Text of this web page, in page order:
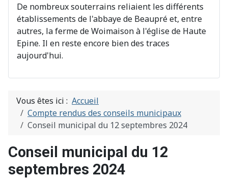
De nombreux souterrains reliaient les différents
établissements de l'abbaye de Beaupré et, entre
autres, la ferme de Woimaison à l'église de Haute
Epine. Il en reste encore bien des traces
aujourd'hui.
Vous êtes ici : Accueil
Compte rendus des conseils municipaux
Conseil municipal du 12 septembres 2024
Conseil municipal du 12
septembres 2024